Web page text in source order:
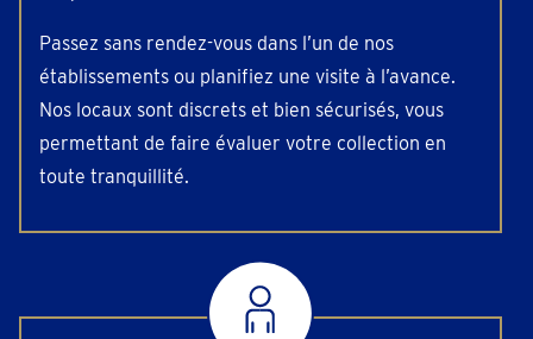
Passez sans rendez-vous dans l’un de nos
établissements ou planifiez une visite à l’avance.
Nos locaux sont discrets et bien sécurisés, vous
permettant de faire évaluer votre collection en
toute tranquillité.